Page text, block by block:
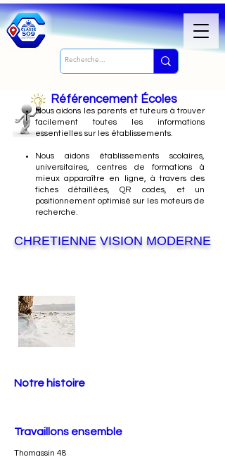
Référencement Écoles
Nousaidons les parents et tuteurs à trouver
facilement toutes les informations
essentielles sur les établissements.
Nous aidons établissements scolaires,
universitaires, centres de formations à
mieux apparaître en ligne, à travers des
fiches détaillées, QR codes, et un
positionnement optimisé sur les moteurs de
recherche.
CHRETIENNE VISION MODERNE
Notre histoire
Travaillons ensemble
Thomassin 48